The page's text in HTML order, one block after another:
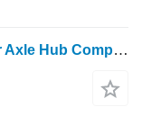
Главчина Deutz Agrotron M620 Rear Axle Hub Complete Lhs 0.900.0955.0, 0.900.136 за тркала трактор Deutz-Fahr Agrotron M620